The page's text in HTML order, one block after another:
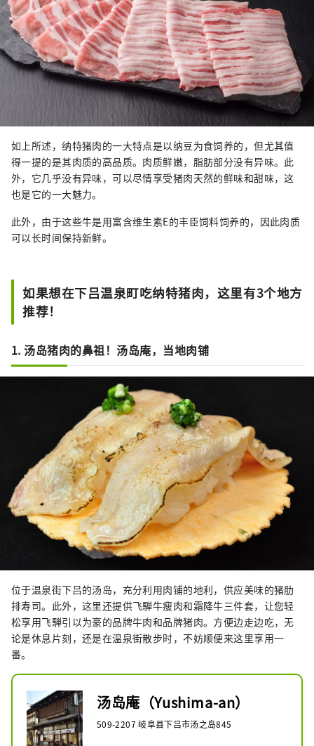
如上所述，纳特猪肉的一大特点是以纳豆为食饲养的，但尤其值
得一提的是其肉质的高品质。肉质鲜嫩，脂肪部分没有异味。此
外，它几乎没有异味，可以尽情享受猪肉天然的鲜味和甜味，这
也是它的一大魅力。
此外，由于这些牛是用富含维生素E的丰臣饲料饲养的，因此肉质
可以长时间保持新鲜。
如果想在下吕温泉町吃纳特猪肉，这里有3个地方
推荐！
1. 汤岛猪肉的鼻祖！汤岛庵，当地肉铺
位于温泉街下吕的汤岛，充分利用肉铺的地利，供应美味的猪肋
排寿司。此外，这里还提供飞騨牛瘦肉和霜降牛三件套，让您轻
松享用飞騨引以为豪的品牌牛肉和品牌猪肉。方便边走边吃，无
论是休息片刻，还是在温泉街散步时，不妨顺便来这里享用一
番。
汤岛庵（Yushima-an）
509-2207 岐阜县下吕市汤之岛845